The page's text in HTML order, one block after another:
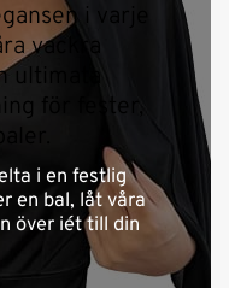
i varje
vackra
ultimata
för fester,
i en festlig
en bal, låt våra
över iét till din